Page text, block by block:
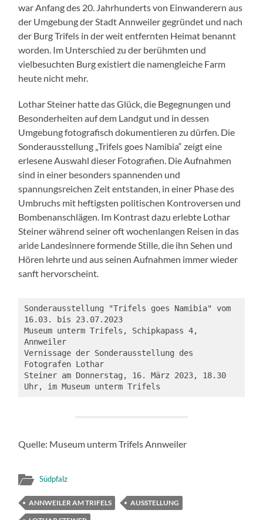
war Anfang des 20. Jahrhunderts von Einwanderern aus
der Umgebung der Stadt Annweiler gegründet und nach
der Burg Trifels in der weit entfernten Heimat benannt
worden. Im Unterschied zu der berühmten und
vielbesuchten Burg existiert die namengleiche Farm
heute nicht mehr.
Lothar Steiner hatte das Glück, die Begegnungen und
Besonderheiten auf dem Landgut und in dessen
Umgebung fotografisch dokumentieren zu dürfen. Die
Sonderausstellung „Trifels goes Namibia“ zeigt eine
erlesene Auswahl dieser Fotografien. Die Aufnahmen
sind in einer besonders spannenden und
spannungsreichen Zeit entstanden, in einer Phase des
Umbruchs mit heftigsten politischen Kontroversen und
Bombenanschlägen. Im Kontrast dazu erlebte Lothar
Steiner während seiner oft wochenlangen Reisen in das
aride Landesinnere formende Stille, die ihn Sehen und
Hören lehrte und aus seinen Aufnahmen immer wieder
sanft hervorscheint.
Sonderausstellung "Trifels goes Namibia" vom
16.03. bis 23.07.2023
Museum unterm Trifels, Schipkapass 4,
Annweiler
Vernissage der Sonderausstellung des
Fotografen Lothar
Steiner am Donnerstag, 16. März 2023, 18.30
Uhr, im Museum unterm Trifels
Quelle: Museum unterm Trifels Annweiler
Südpfalz
ANNWEILER AM TRIFELS
AUSSTELLUNG